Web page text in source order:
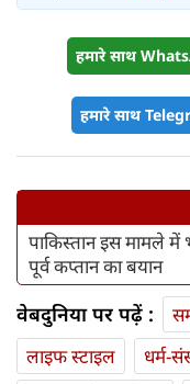
हमारे साथ
हमारे साथ
पाकिस्तान इस मामले
पूर्व कप्तान का बयान
वेबदुनिया पर पढ़ें :
लाइफ स्‍टाइल
धर्म-